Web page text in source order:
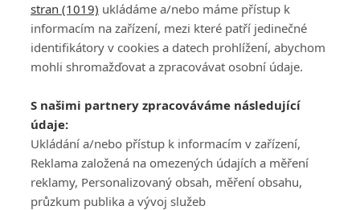
PŘIHLÁSIT
REGISTROVAT
DISKUZE
Šéfredaktorkou webu jePetr Slavík, e-mailserialy@fandimefilmu.cz
Máte-li zájem o inzerci na našem webu napište nám na e-mail
studio@koncal.com
Ochrana osobních údajů|Zásady používání cookies |Pravidla webu
Upravit nastavení soukromí
stran (1019) ukládáme a/nebo máme přístup k
informacím na zařízení, mezi které patří jedinečné
identifikátory v cookies a datech prohlížení, abychom
mohli shromažďovat a zpracovávat osobní údaje.
S našimi partnery zpracováváme následující
údaje:
Ukládání a/nebo přístup k informacím v zařízení,
Reklama založená na omezených údajích a měření
reklamy, Personalizovaný obsah, měření obsahu,
průzkum publika a vývoj služeb